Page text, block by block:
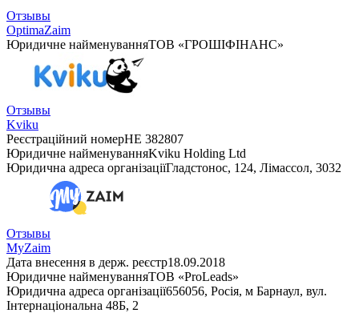
Отзывы
OptimaZaim
Юридичне найменуванняТОВ «ГРОШІФІНАНС»
Отзывы
Kviku
Реєстраційний номерHE 382807
Юридичне найменуванняKviku Holding Ltd
Юридична адреса організаціїГладстонос, 124, Лімассол, 3032
Отзывы
MyZaim
Дата внесення в держ. реєстр18.09.2018
Юридичне найменуванняТОВ «ProLeads»
Юридична адреса організації656056, Росія, м Барнаул, вул.
Інтернаціональна 48Б, 2